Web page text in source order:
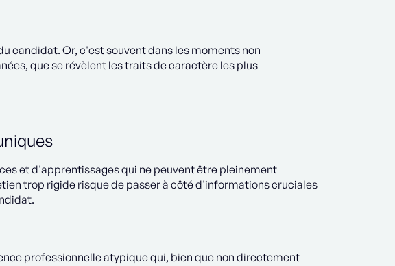
candidat. Or, c'est souvent dans les moments non
que se révèlent les traits de caractère les plus
et d'apprentissages qui ne peuvent être pleinement
trop rigide risque de passer à côté d'informations cruciales
professionnelle atypique qui, bien que non directement